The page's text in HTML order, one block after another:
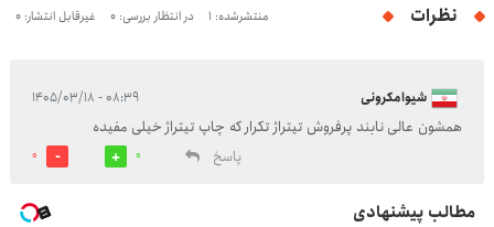
نظرات منتشرشده: 1 در انتظار بررسی: 0 غیرقابل انتشار: 0
شیوامکرونی ۰۸:۳۹ - ۱۴۰۵/۰۳/۱۸
همشون عالی نابند پرفروش تیتراژ تکرار که چاپ تيتراژ خیلی مفیده
پاسخ
0
0
مطالب پیشنهادی